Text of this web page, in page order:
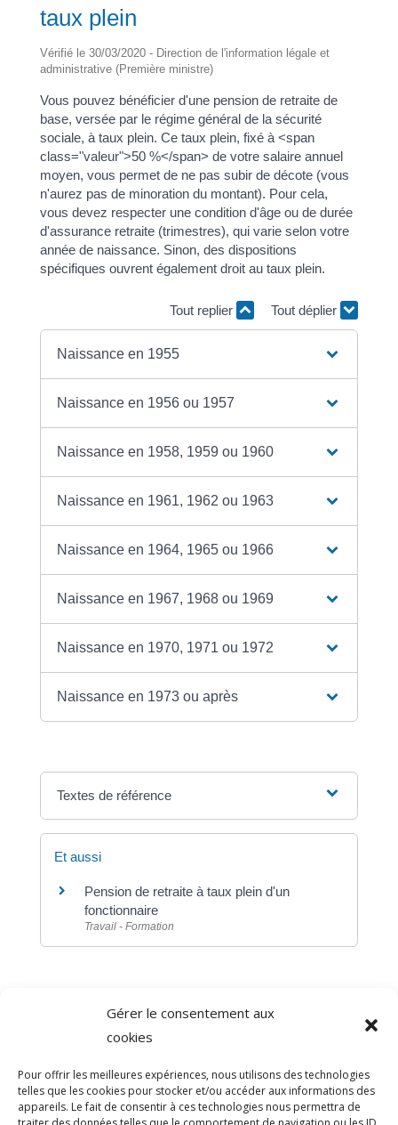
Gérer le consentement aux
cookies
Pour offrir les meilleures expériences, nous utilisons des technologies
telles que les cookies pour stocker et/ou accéder aux informations des
appareils. Le fait de consentir à ces technologies nous permettra de
taux plein
Vérifié le 30/03/2020 - Direction de l'information légale et
administrative (Première ministre)
Vous pouvez bénéficier d'une pension de retraite de
base, versée par le régime général de la sécurité
sociale, à taux plein. Ce taux plein, fixé à <span
class="valeur">50 %</span> de votre salaire annuel
moyen, vous permet de ne pas subir de décote (vous
n'aurez pas de minoration du montant). Pour cela,
vous devez respecter une condition d'âge ou de durée
d'assurance retraite (trimestres), qui varie selon votre
année de naissance. Sinon, des dispositions
spécifiques ouvrent également droit au taux plein.
Tout replier Tout déplier
Naissance en 1955
Naissance en 1956 ou 1957
Naissance en 1958, 1959 ou 1960
Naissance en 1961, 1962 ou 1963
Naissance en 1964, 1965 ou 1966
Naissance en 1967, 1968 ou 1969
Naissance en 1970, 1971 ou 1972
Naissance en 1973 ou après
Textes de référence
Et aussi
Pension de retraite à taux plein d'un
fonctionnaire
Travail - Formation
Direction de l'information légale et administrative
comarquage developpé par